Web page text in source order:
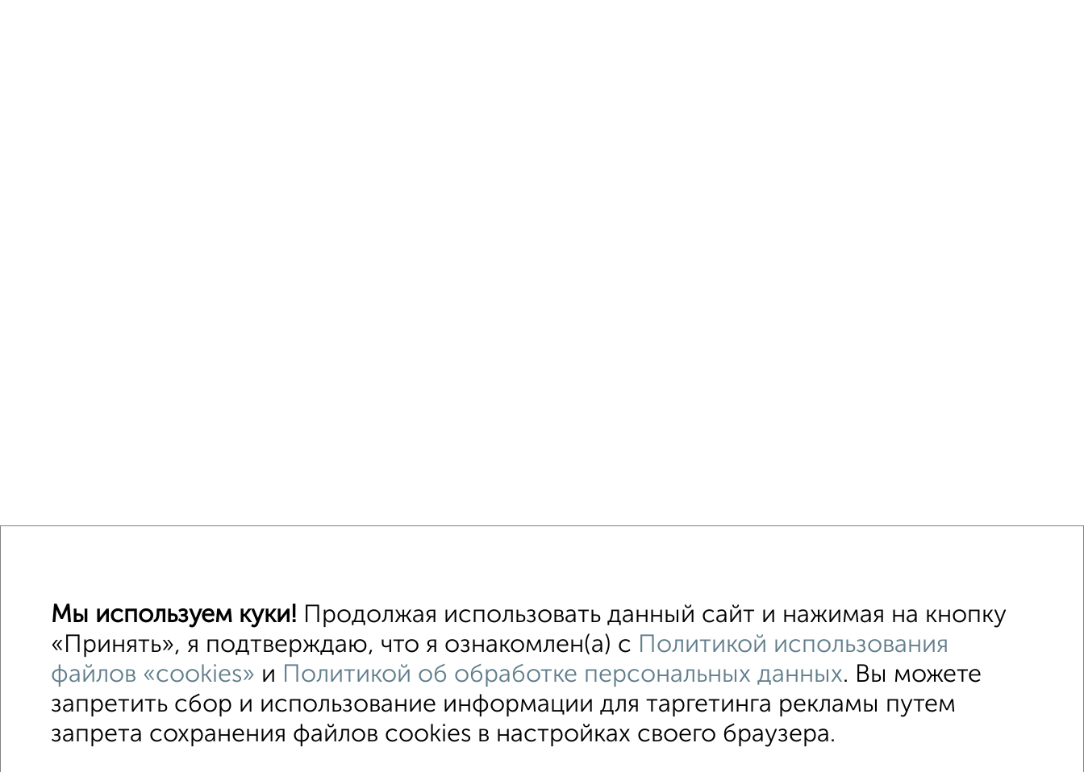
↑ НАВЕРХ К МЕНЮ
Каркасный Из бруса Готовый дом
Мы используем куки! Продолжая использовать данный сайт и нажимая на кнопку
«Принять», я подтверждаю, что я ознакомлен(а) с Политикой использования
файлов «cookies» и Политикой об обработке персональных данных. Вы можете
запретить сбор и использование информации для таргетинга рекламы путем
запрета сохранения файлов cookies в настройках своего браузера.